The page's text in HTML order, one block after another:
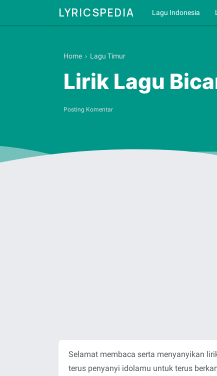
LYRICSPEDIA Lagu Indonesia
Home › Lagu Timur
Lirik Lagu
Posting Komentar
Selamat membaca serta menyanyikan
terus penyanyi idolamu untuk terus